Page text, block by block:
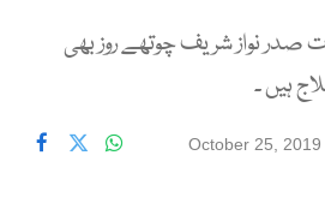
نواز شریف چوتھے روز بھی
ہیں ۔
October 25, 2019